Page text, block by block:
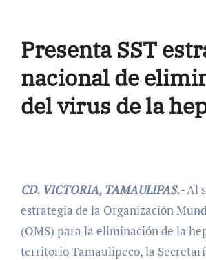
Presenta SST
nacional de
del virus de la
CD. VICTORIA, TAMAULIPAS.-Al
estrategia de la Organización
(OMS) para la eliminación de la
territorio Tamaulipeco, la